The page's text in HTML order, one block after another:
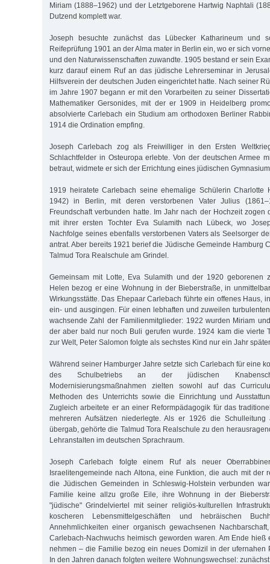
Miriam (1888–1962) und der Letztgeborene Hartwig Naphtali
Dutzend komplett war.
Joseph besuchte zunächst das Lübecker Katharineum und
Reifeprüfung 1901 an der Alma mater in Berlin ein, wo er sich
und den Naturwissenschaften zuwandte. 1905 bestand er sein
kurz darauf einem Ruf an das jüdische Lehrerseminar in
Hilfsverein der deutschen Juden eingerichtet hatte. Nach seiner
im Jahre 1907 begann er mit den Vorarbeiten zu seiner
Mathematiker Gersonides, mit der er 1909 in Heidelberg
absolvierte Carlebach ein Studium am orthodoxen Berliner
1914 die Ordination empfing.
Joseph Carlebach zog als Freiwilliger in den Ersten
Schlachtfelder in Osteuropa erlebte. Von der deutschen Armee
betraut, widmete er sich der Errichtung eines jüdischen
1919 heiratete Carlebach seine ehemalige Schülerin Charlotte
1942) in Berlin, mit deren verstorbenen Vater Julius
Freundschaft verbunden hatte. Im Jahr nach der Hochzeit zogen
mit ihrer ersten Tochter Eva Sulamith nach Lübeck, wo
Nachfolge seines ebenfalls verstorbenen Vaters als Seelsorger
antrat. Aber bereits 1921 berief die Jüdische Gemeinde Hamburg
Talmud Tora Realschule am Grindel.
Gemeinsam mit Lotte, Eva Sulamith und der 1920 geborenen
Helen bezog er eine Wohnung in der Bieberstraße, in
Wirkungsstätte. Das Ehepaar Carlebach führte ein offenes Haus,
ein- und ausgingen. Für einen lebhaften und zuweilen
wachsende Zahl der Familienmitglieder: 1922 wurden Miriam
der aber bald nur noch Buli gerufen wurde. 1924 kam die vierte
zur Welt, Peter Salomon folgte als sechstes Kind nur ein Jahr
Während seiner Hamburger Jahre setzte sich Carlebach für eine
des Schulbetriebs an der jüdischen
Modernisierungsmaßnahmen zielten sowohl auf das
Methoden des Unterrichts sowie die Einrichtung und
Zugleich arbeitete er an einer Reformpädagogik für das
mehreren Aufsätzen niederlegte. Als er 1926 die Schulleitung
übergab, gehörte die Talmud Tora Realschule zu den
Lehranstalten im deutschen Sprachraum.
Joseph Carlebach folgte einem Ruf als neuer
Israelitengemeinde nach Altona, eine Funktion, die auch mit der
die Jüdischen Gemeinden in Schleswig-Holstein verbunden
Familie keine allzu große Eile, ihre Wohnung in der
"jüdische" Grindelviertel mit seiner religiös-kulturellen
koscheren Lebensmittelgeschäften und hebräischen
Annehmlichkeiten einer organisch gewachsenen
Carlebach-Nachwuchs heimisch geworden waren. Am Ende hieß
nehmen – die Familie bezog ein neues Domizil in der ufernahen
In den Jahren danach folgten weitere Wohnungswechsel: